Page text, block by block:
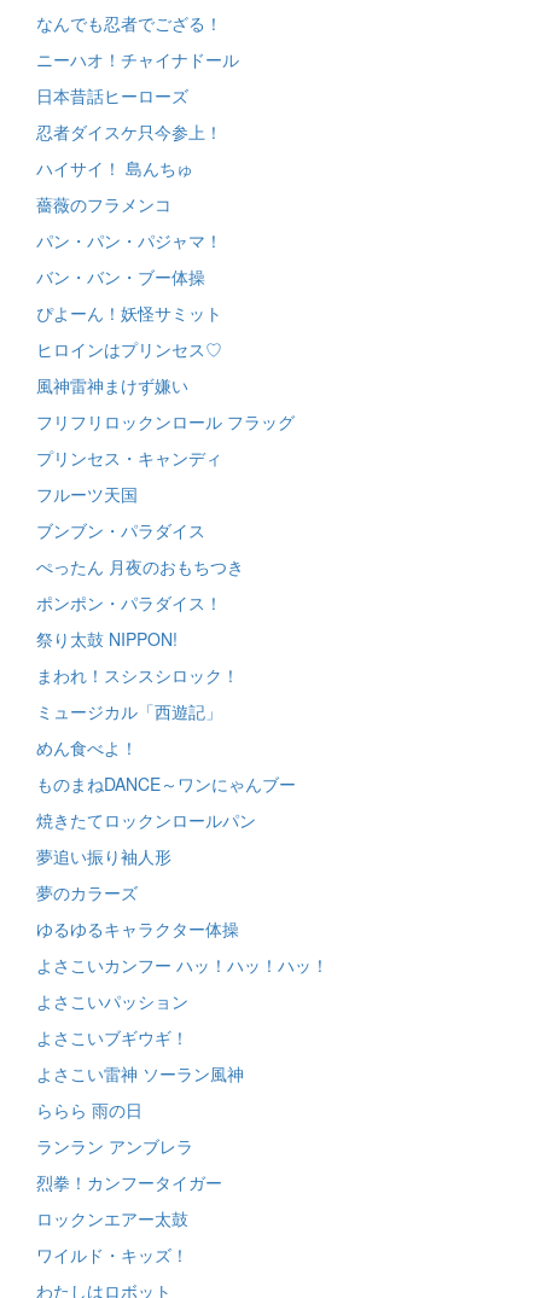
なんでも忍者でござる！
ニーハオ！チャイナドール
日本昔話ヒーローズ
忍者ダイスケ只今参上！
ハイサイ！ 島んちゅ
薔薇のフラメンコ
パン・パン・パジャマ！
バン・バン・ブー体操
ぴよーん！妖怪サミット
ヒロインはプリンセス♡
風神雷神まけず嫌い
フリフリロックンロール フラッグ
プリンセス・キャンディ
フルーツ天国
ブンブン・パラダイス
ぺったん 月夜のおもちつき
ポンポン・パラダイス！
祭り太鼓 NIPPON!
まわれ！スシスシロック！
ミュージカル「西遊記」
めん食べよ！
ものまねDANCE～ワンにゃんブー
焼きたてロックンロールパン
夢追い振り袖人形
夢のカラーズ
ゆるゆるキャラクター体操
よさこいカンフー ハッ！ハッ！ハッ！
よさこいパッション
よさこいブギウギ！
よさこい雷神 ソーラン風神
ららら 雨の日
ランラン アンブレラ
烈拳！カンフータイガー
ロックンエアー太鼓
ワイルド・キッズ！
わたしはロボット